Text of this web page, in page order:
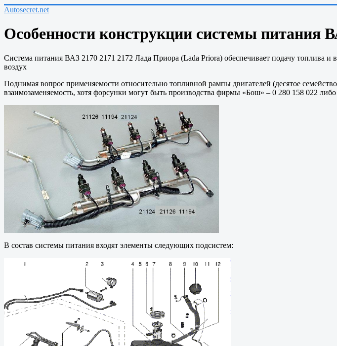
Autosecret.net
Особенности конструкции системы питания
Система питания ВАЗ 2170 2171 2172 Лада Приора (Lada Priora) обеспечивает подачу топлива и
воздух
Поднимая вопрос применяемости относительно топливной рампы двигателей (десятое
взаимозаменяемость, хотя форсунки могут быть производства фирмы «Бош» – 0 280 158 022
В состав системы питания входят элементы следующих подсистем: